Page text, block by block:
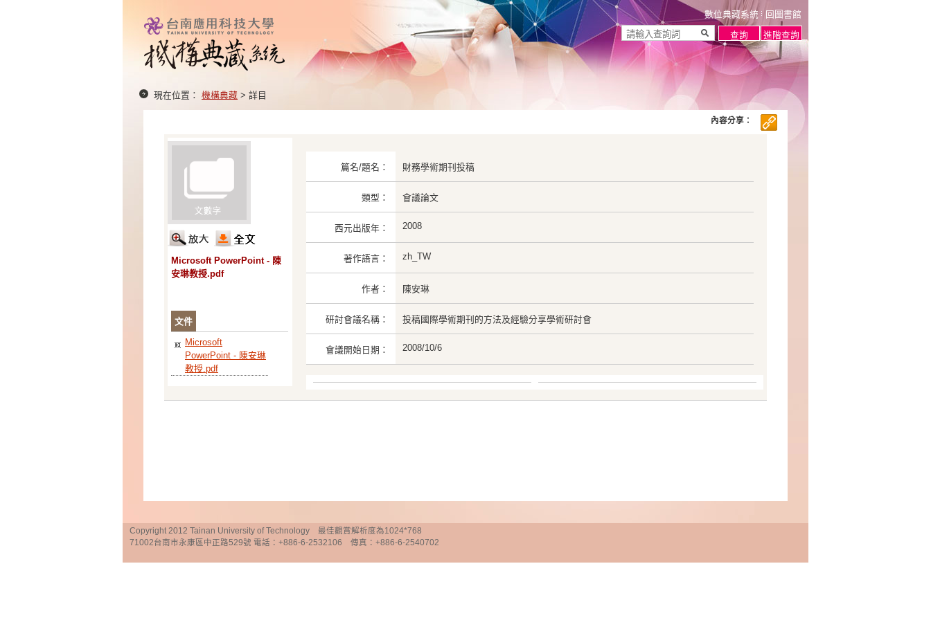
數位典藏系統 回圖書館
現在位置： 機構典藏 > 詳目
Microsoft PowerPoint - 陳
安琳教授.pdf
文件
Microsoft
PowerPoint - 陳安琳
教授.pdf
篇名/題名： 財務學術期刊投稿
類型： 會議論文
西元出版年： 2008
著作語言： zh_TW
作者： 陳安琳
研討會議名稱： 投稿國際學術期刊的方法及經驗分享學術研討會
會議開始日期： 2008/10/6
內容分享：
Copyright 2012 Tainan University of Technology 最佳觀賞解析度為1024*768
71002台南市永康區中正路529號 電話：+886-6-2532106 傳真：+886-6-2540702